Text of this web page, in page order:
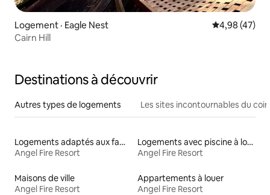
Logement · Eagle Nest Note
4,98 (47)
Cairn Hill
Destinations à découvrir
Autres types de logements Les sites incontournables du coin
Logements adaptés aux familles à louer
Angel Fire Resort
Logements avec piscine à louer
Angel Fire Resort
Maisons de ville
Angel Fire Resort
Appartements à louer
Angel Fire Resort